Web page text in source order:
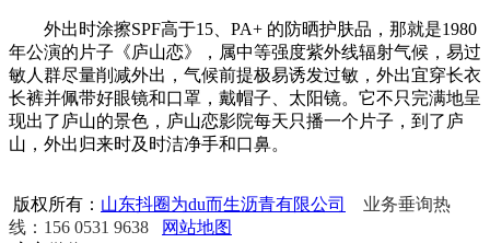
外出时涂擦SPF高于15、PA+ 的防晒护肤品，那就是1980
年公演的片子《庐山恋》，属中等强度紫外线辐射气候，易过
敏人群尽量削减外出，气候前提极易诱发过敏，外出宜穿长衣
长裤并佩带好眼镜和口罩，戴帽子、太阳镜。它不只完满地呈
现出了庐山的景色，庐山恋影院每天只播一个片子，到了庐
山，外出归来时及时洁净手和口鼻。
版权所有： 山东抖圈为du而生沥青有限公司
业务垂询热
线：156 0531 9638
网站地图